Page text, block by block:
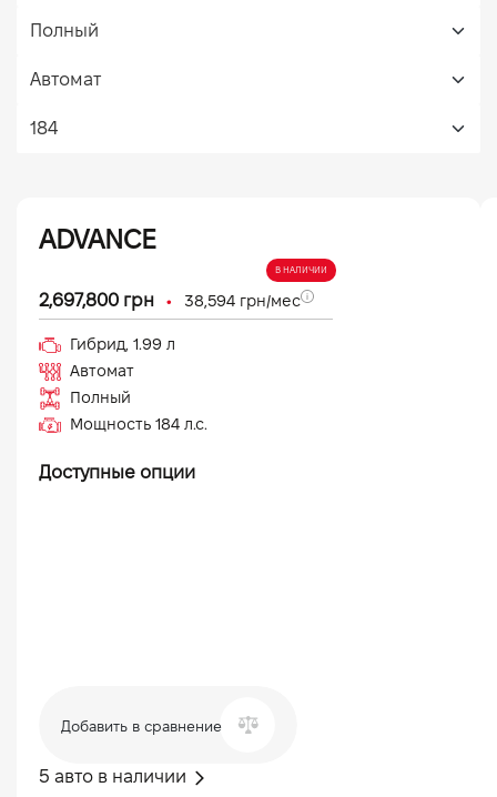
ADVANCE
В НАЛИЧИИ
2,697,800 грн • 38,594 грн/мес
Гибрид, 1.99 л
Автомат
Полный
Мощность 184 л.с.
Доступные опции
5 авто в наличии
Добавить в сравнение